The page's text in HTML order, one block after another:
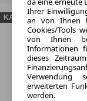
KAUFEN
Ihrer
an von Ihnen
Cookies/Tools
von Ihnen bei
Informationen
dieses
Verwendung
erweiterten
werden.